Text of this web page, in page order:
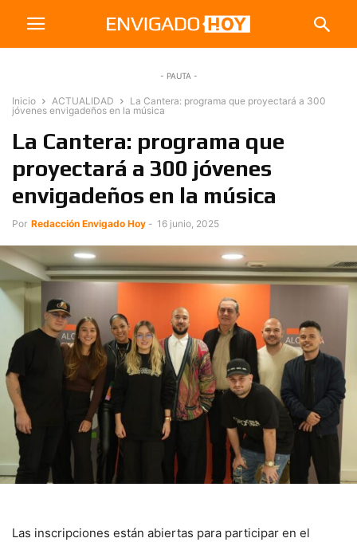
- PAUTA -
Inicio ACTUALIDAD
La Cantera: programa que proyectará a 300
jóvenes envigadeños en la música
La Cantera: programa que
proyectará a 300 jóvenes
envigadeños en la música
Por Redacción Envigado Hoy - 16 junio, 2025
Las inscripciones están abiertas para participar en el